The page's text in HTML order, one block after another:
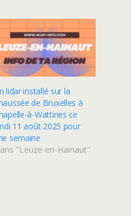
lidar installé sur la
de Bruxelles à
à-Wattines ce
11 août 2025 pour
semaine
"Leuze-en-Hainaut"